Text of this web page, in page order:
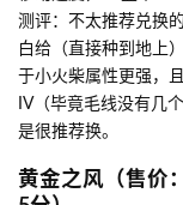
测评：不太推荐兑换
白给（直接种到地上
于小火柴属性更强，
IV（毕竟毛线没有几
是很推荐换。
黄金之风（售价